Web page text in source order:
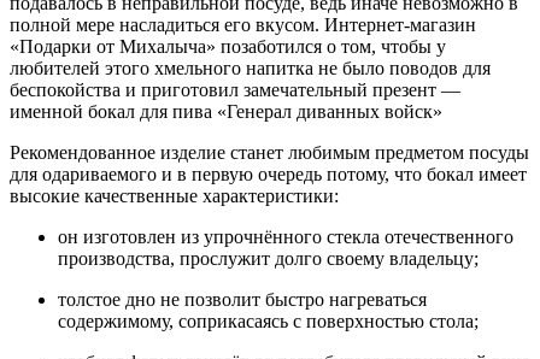
полной мере насладиться его вкусом. Интернет-магазин
«Подарки от Михалыча» позаботился о том, чтобы у
любителей этого хмельного напитка не было поводов для
беспокойства и приготовил замечательный презент —
именной бокал для пива «Генерал диванных войск»
Рекомендованное изделие станет любимым предметом посуды
для одариваемого и в первую очередь потому, что бокал имеет
высокие качественные характеристики:
он изготовлен из упрочнённого стекла отечественного
производства, прослужит долго своему владельцу;
толстое дно не позволит быстро нагреваться
содержимому, соприкасаясь с поверхностью стола;